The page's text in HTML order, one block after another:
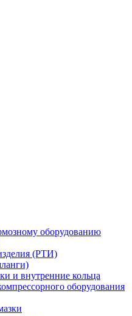
оборудованию
(РТИ)
и внутренние кольца
оборудования